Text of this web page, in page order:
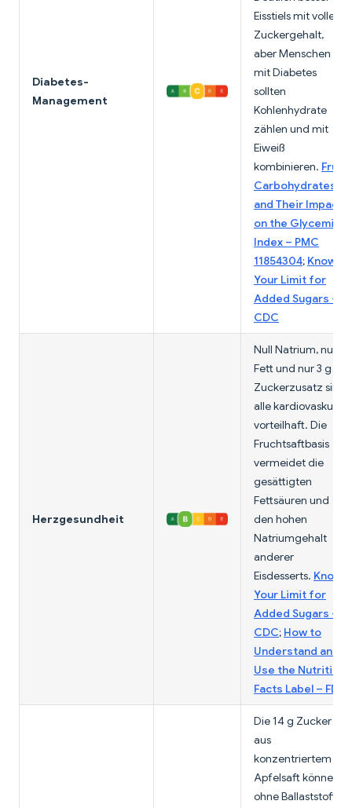
Diabetes-
Management
Eisstiels mit vollem
Zuckergehalt,
aber Menschen
mit Diabetes
sollten
Kohlenhydrate
zählen und mit
Eiweiß
kombinieren. Fruit
Carbohydrates
and Their Impact
on the Glycemic
Index – PMC
11854304; Know
Your Limit for
Added Sugars –
CDC
Herzgesundheit
Null Natrium, null
Fett und nur 3 g
Zuckerzusatz sind
alle kardiovaskulär
vorteilhaft. Die
Fruchtsaftbasis
vermeidet die
gesättigten
Fettsäuren und
den hohen
Natriumgehalt
anderer
Eisdesserts. Know
Your Limit for
Added Sugars –
CDC; How to
Understand and
Use the Nutrition
Facts Label – FDA
Die 14 g Zucker
aus
konzentriertem
Apfelsaft können
ohne Ballaststoffe